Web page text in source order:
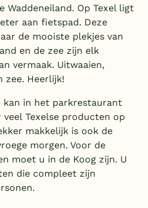
Op Texel ligt
aan fietspad. Deze
de mooiste plekjes van
en de zee zijn elk
vermaak. Uitwaaien,
zee. Heerlijk!
kan in het parkrestaurant
veel Texelse producten op
makkelijk is ook de
morgen. Voor de
moet u in de Koog zijn. U
die compleet zijn